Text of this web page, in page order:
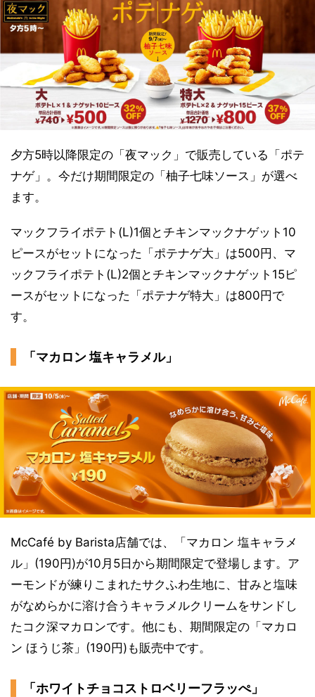
夕方5時以降限定の「夜マック」で販売している「ポテ
ナゲ」。今だけ期間限定の「柚子七味ソース」が選べ
ます。
マックフライポテト(L)1個とチキンマックナゲット10
ピースがセットになった「ポテナゲ大」は500円、マ
ックフライポテト(L)2個とチキンマックナゲット15ピ
ースがセットになった「ポテナゲ特大」は800円で
す。
「マカロン 塩キャラメル」
McCafé by Barista店舗では、「マカロン 塩キャラメ
ル」(190円)が10月5日から期間限定で登場します。ア
ーモンドが練りこまれたサクふわ生地に、甘みと塩味
がなめらかに溶け合うキャラメルクリームをサンドし
たコク深マカロンです。他にも、期間限定の「マカロ
ン ほうじ茶」(190円)も販売中です。
「ホワイトチョコストロベリーフラッぺ」